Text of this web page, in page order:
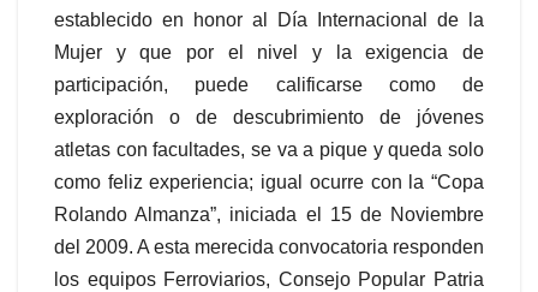
establecido en honor al Día Internacional de la
Mujer y que por el nivel y la exigencia de
participación, puede calificarse como de
exploración o de descubrimiento de jóvenes
atletas con facultades, se va a pique y queda solo
como feliz experiencia; igual ocurre con la “Copa
Rolando Almanza”, iniciada el 15 de Noviembre
del 2009. A esta merecida convocatoria responden
los equipos Ferroviarios, Consejo Popular Patria